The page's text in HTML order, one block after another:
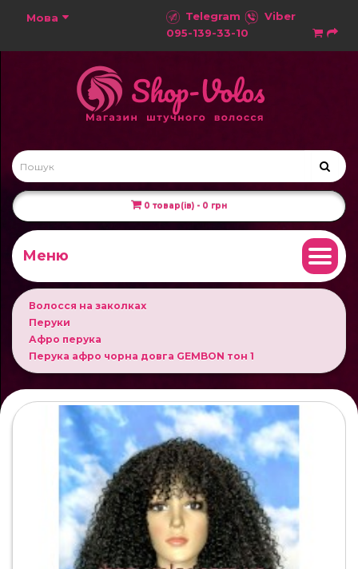
Мова Telegram
Viber
095-139-33-10
0 товар(ів) - 0 грн
Меню
Волосся на заколках
Перуки
Афро перука
Перука афро чорна довга GEMBON тон 1